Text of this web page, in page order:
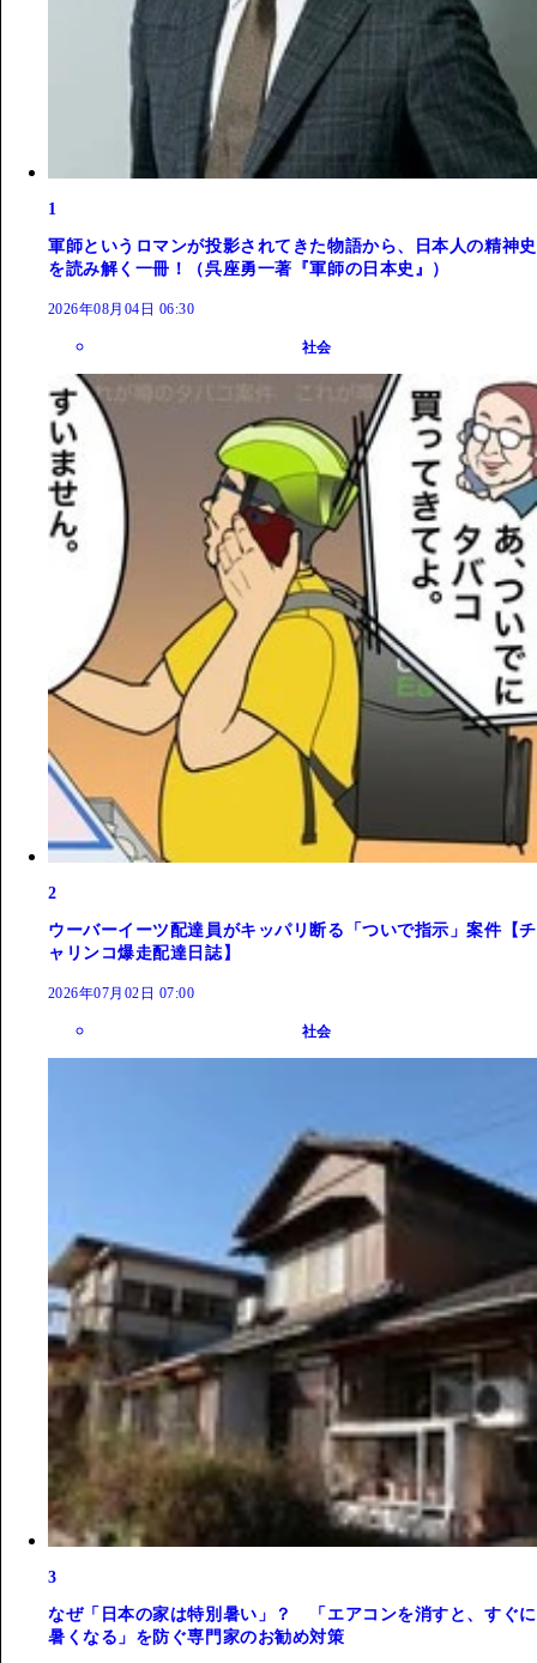
1
軍師というロマンが投影されてきた物語から、日本人の精神史
を読み解く一冊！（呉座勇一著『軍師の日本史』）
2026年08月04日 06:30
社会
2
ウーバーイーツ配達員がキッパリ断る「ついで指示」案件【チ
ャリンコ爆走配達日誌】
2026年07月02日 07:00
社会
3
なぜ「日本の家は特別暑い」？ 「エアコンを消すと、すぐに
暑くなる」を防ぐ専門家のお勧め対策